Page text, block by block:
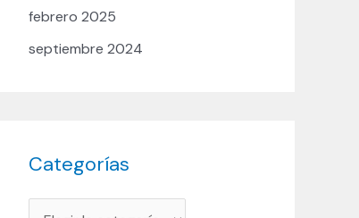
febrero 2025
septiembre 2024
Categorías